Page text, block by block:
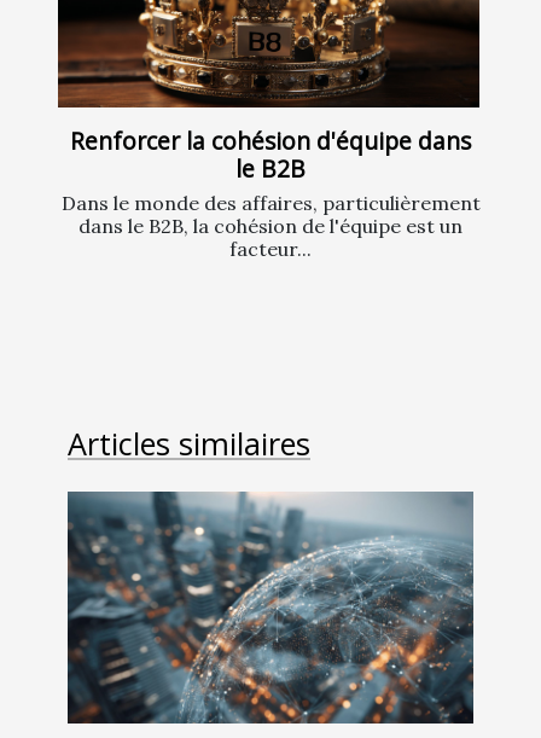
Renforcer la cohésion d'équipe dans
le B2B
Dans le monde des affaires, particulièrement
dans le B2B, la cohésion de l'équipe est un
facteur...
Articles similaires